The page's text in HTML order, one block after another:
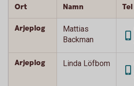
Ort Namn Tel
Arjeplog
Mattias
Backman
Arjeplog Linda Löfbom